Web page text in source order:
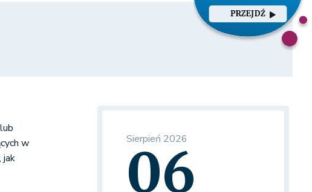
PRZEJDŹ
w
jak
Sierpień 2026
06